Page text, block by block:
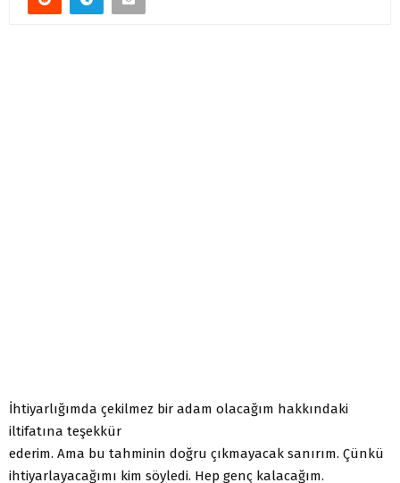
İhtiyarlığımda çekilmez bir adam olacağım hakkındaki
iltifatına teşekkür
ederim. Ama bu tahminin doğru çıkmayacak sanırım. Çünkü
ihtiyarlayacağımı kim söyledi. Hep genç kalacağım.